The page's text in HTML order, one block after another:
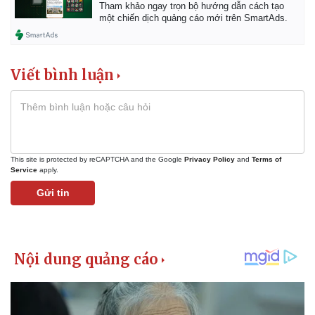
Tham khảo ngay trọn bộ hướng dẫn cách tạo
một chiến dịch quảng cáo mới trên SmartAds.
Viết bình luận
This site is protected by reCAPTCHA and the Google Privacy Policy and Terms of
Service apply.
Gửi tin